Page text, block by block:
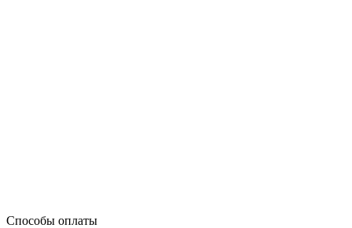
Способы оплаты